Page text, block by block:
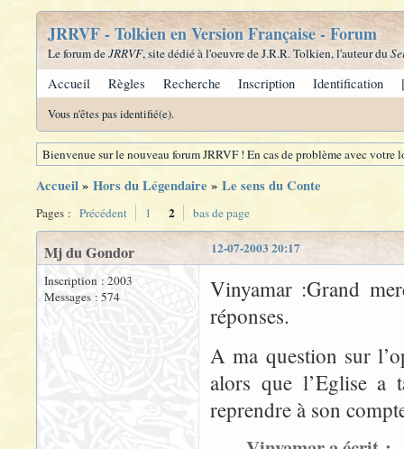
JRRVF - Tolkien en Version Française - Forum
Le forum deJRRVF, site dédié à l'oeuvre de J.R.R. Tolkien, l'auteur du
Accueil Règles Recherche Inscription Identification
Vous n'êtes pas identifié(e).
Bienvenue sur le nouveau forum JRRVF ! En cas de problème avec
Accueil» Hors du Légendaire » Le sens du Conte
Pages : Précédent 1 2 bas de page
12-07-2003 20:17
Mj du Gondor
Inscription : 2003
Messages : 574
Vinyamar :Grand
réponses.
A ma question sur
alors que l’Eglise a
reprendre à son